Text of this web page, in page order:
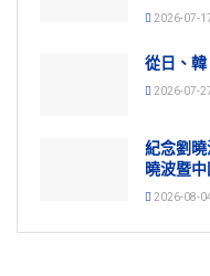
2026-07-
從日、
2026-07-
紀念劉
曉波暨
2026-08-